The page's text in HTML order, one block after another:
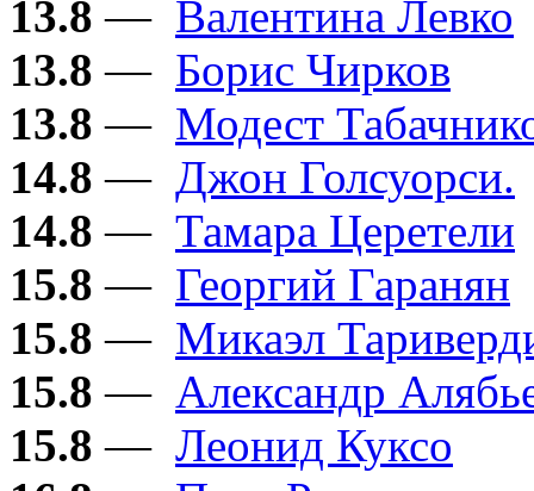
13.8 — Валентина Левко
13.8 — Борис Чирков
13.8 — Модест
14.8 — Джон Голсуорси.
14.8 — Тамара Церетели
15.8 — Георгий Гаранян
15.8 — Микаэл
15.8 — Александр
15.8 — Леонид Куксо